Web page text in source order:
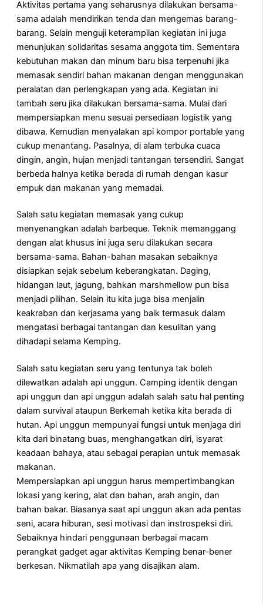
Aktivitas pertama yang seharusnya dilakukan bersama-
sama adalah mendirikan tenda dan mengemas barang-
barang. Selain menguji keterampilan kegiatan ini juga
menunjukan solidaritas sesama anggota tim. Sementara
kebutuhan makan dan minum baru bisa terpenuhi jika
memasak sendiri bahan makanan dengan menggunakan
peralatan dan perlengkapan yang ada. Kegiatan ini
tambah seru jika dilakukan bersama-sama. Mulai dari
mempersiapkan menu sesuai persediaan logistik yang
dibawa. Kemudian menyalakan api kompor portable yang
cukup menantang. Pasalnya, di alam terbuka cuaca
dingin, angin, hujan menjadi tantangan tersendiri. Sangat
berbeda halnya ketika berada di rumah dengan kasur
empuk dan makanan yang memadai.
Salah satu kegiatan memasak yang cukup
menyenangkan adalah barbeque. Teknik memanggang
dengan alat khusus ini juga seru dilakukan secara
bersama-sama. Bahan-bahan masakan sebaiknya
disiapkan sejak sebelum keberangkatan. Daging,
hidangan laut, jagung, bahkan marshmellow pun bisa
menjadi pilihan. Selain itu kita juga bisa menjalin
keakraban dan kerjasama yang baik termasuk dalam
mengatasi berbagai tantangan dan kesulitan yang
dihadapi selama Kemping.
Salah satu kegiatan seru yang tentunya tak boleh
dilewatkan adalah api unggun. Camping identik dengan
api unggun dan api unggun adalah salah satu hal penting
dalam survival ataupun Berkemah ketika kita berada di
hutan. Api unggun mempunyai fungsi untuk menjaga diri
kita dari binatang buas, menghangatkan diri, isyarat
keadaan bahaya, atau sebagai perapian untuk memasak
makanan.
Mempersiapkan api unggun harus mempertimbangkan
lokasi yang kering, alat dan bahan, arah angin, dan
bahan bakar. Biasanya saat api unggun akan ada pentas
seni, acara hiburan, sesi motivasi dan instrospeksi diri.
Sebaiknya hindari penggunaan berbagai macam
perangkat gadget agar aktivitas Kemping benar-bener
berkesan. Nikmatilah apa yang disajikan alam.